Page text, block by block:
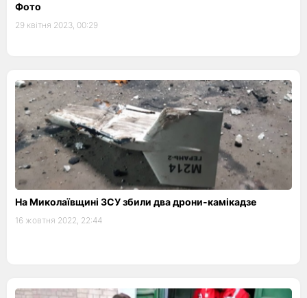
Фото
29 квітня 2023, 00:29
На Миколаївщині ЗСУ збили два дрони-камікадзе
16 жовтня 2022, 22:44